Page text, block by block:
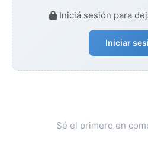
Iniciá sesión para
Iniciar
Sé el primero en